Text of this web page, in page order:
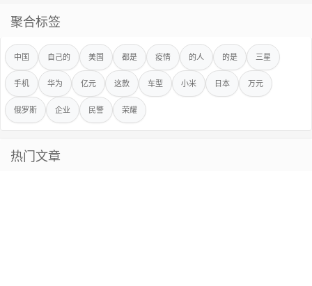
聚合标签
中国 自己的 美国 都是 疫情 的人 的是 三星
手机 华为 亿元 这款 车型 小米 日本 万元
俄罗斯 企业 民警 荣耀
热门文章